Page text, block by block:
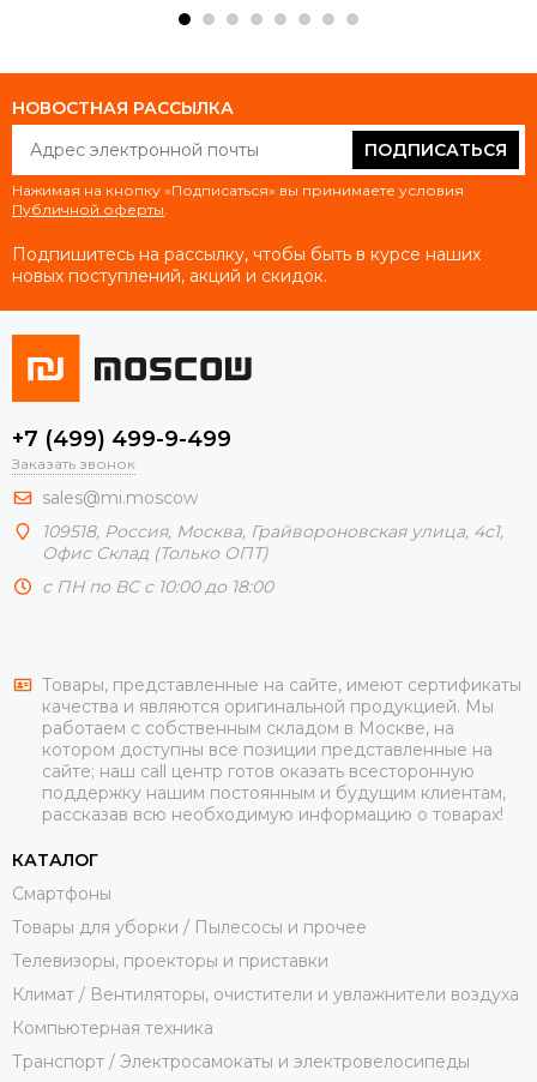
НОВОСТНАЯ РАССЫЛКА
ПОДПИСАТЬСЯ
Нажимая на кнопку «Подписаться» вы принимаете условия
Публичной оферты.
Подпишитесь на рассылку, чтобы быть в курсе наших
новых поступлений, акций и скидок.
+7 (499) 499-9-499
Заказать звонок
sales@mi.moscow
109518, Россия, Москва, Грайвороновская улица, 4с1,
Офис Склад (Только ОПТ)
с ПН по ВС с 10:00 до 18:00
Товары, представленные на сайте, имеют сертификаты
качества и являются оригинальной продукцией. Мы
работаем с собственным складом в Москве, на
котором доступны все позиции представленные на
сайте; наш call центр готов оказать всесторонную
поддержку нашим постоянным и будущим клиентам,
рассказав всю необходимую информацию о товарах!
КАТАЛОГ
Смартфоны
Товары для уборки / Пылесосы и прочее
Телевизоры, проекторы и приставки
Климат / Вентиляторы, очистители и увлажнители воздуха
Компьютерная техника
Транспорт / Электросамокаты и электровелосипеды